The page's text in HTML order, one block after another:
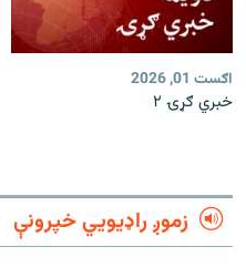
اګست 01, 2026
خبري ګړۍ ۲
زموږ راډیويي خپرونې